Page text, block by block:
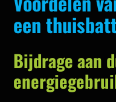
een
Bijdrage aan